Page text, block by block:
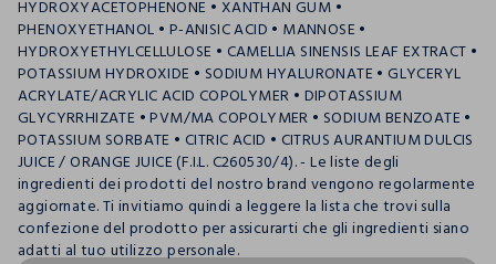
HYDROXYACETOPHENONE • XANTHAN GUM •
PHENOXYETHANOL • P-ANISIC ACID • MANNOSE •
HYDROXYETHYLCELLULOSE • CAMELLIA SINENSIS LEAF EXTRACT •
POTASSIUM HYDROXIDE • SODIUM HYALURONATE • GLYCERYL
ACRYLATE/ACRYLIC ACID COPOLYMER • DIPOTASSIUM
GLYCYRRHIZATE • PVM/MA COPOLYMER • SODIUM BENZOATE •
POTASSIUM SORBATE • CITRIC ACID • CITRUS AURANTIUM DULCIS
JUICE / ORANGE JUICE (F.I.L. C260530/4). - Le liste degli
ingredienti dei prodotti del nostro brand vengono regolarmente
aggiornate. Ti invitiamo quindi a leggere la lista che trovi sulla
confezione del prodotto per assicurarti che gli ingredienti siano
adatti al tuo utilizzo personale.